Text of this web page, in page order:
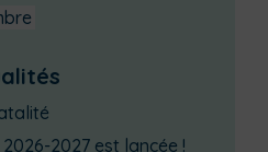
2027 est lancée !